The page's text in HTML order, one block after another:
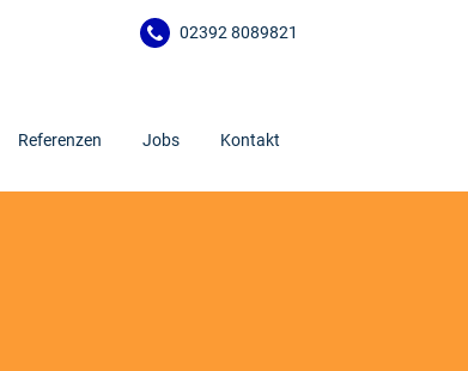
02392 8089821
Referenzen Jobs Kontakt